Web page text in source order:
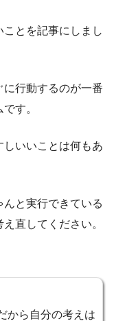
とを記事にしまし
に行動するのが一番
す。
いいことは何もあ
と実行できている
直してください。
から自分の考えは